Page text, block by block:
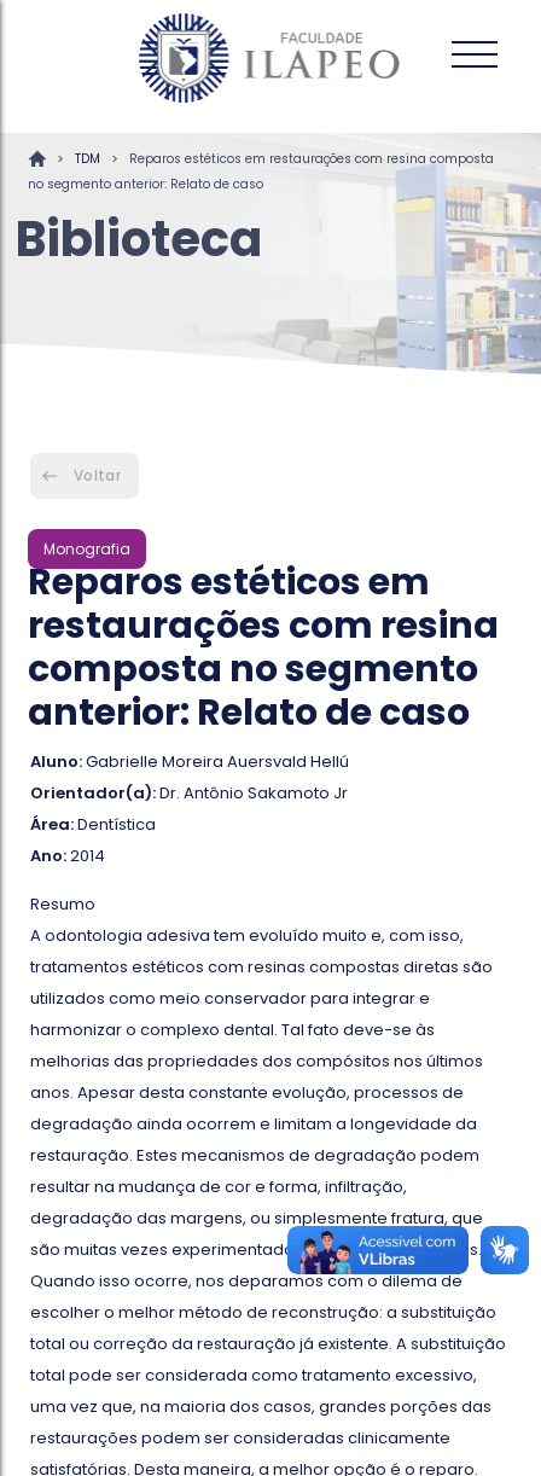
> TDM >
Reparos estéticos em restaurações com resina composta
no segmento anterior: Relato de caso
Biblioteca
Voltar
Monografia
Reparos estéticos em
restaurações com resina
composta no segmento
anterior: Relato de caso
Aluno:Gabrielle Moreira Auersvald Hellú
Orientador(a):Dr. Antônio Sakamoto Jr
Área:Dentística
Ano:2014
Resumo
A odontologia adesiva tem evoluído muito e, com isso,
tratamentos estéticos com resinas compostas diretas são
utilizados como meio conservador para integrar e
harmonizar o complexo dental. Tal fato deve-se às
melhorias das propriedades dos compósitos nos últimos
anos. Apesar desta constante evolução, processos de
degradação ainda ocorrem e limitam a longevidade da
restauração. Estes mecanismos de degradação podem
resultar na mudança de cor e forma, infiltração,
degradação das margens, ou simplesmente fratura, que
são muitas vezes experimentadas em situações clínicas.
Quando isso ocorre, nos deparamos com o dilema de
escolher o melhor método de reconstrução: a substituição
total ou correção da restauração já existente. A substituição
total pode ser considerada como tratamento excessivo,
uma vez que, na maioria dos casos, grandes porções das
restaurações podem ser consideradas clinicamente
satisfatórias. Desta maneira, a melhor opção é o reparo.